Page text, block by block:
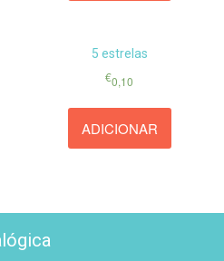
5 estrelas
€0,10
ADICIONAR